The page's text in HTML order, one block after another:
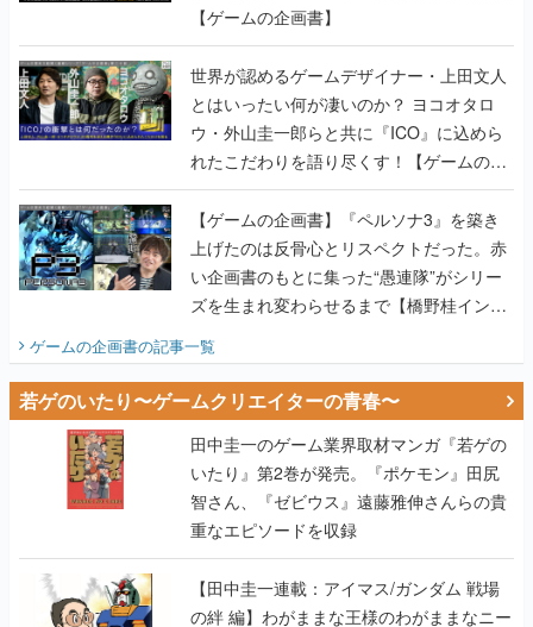
とはいったい何が凄いのか？ ヨコオタロ
ウ・外山圭一郎らと共に『ICO』に込めら
れたこだわりを語り尽くす！【ゲームの企
画書】
【ゲームの企画書】『ペルソナ3』を築き
上げたのは反骨心とリスペクトだった。赤
い企画書のもとに集った“愚連隊”がシリー
ズを生まれ変わらせるまで【橋野桂インタ
ビュー】
ゲームの企画書の記事一覧
若ゲのいたり〜ゲームクリエイターの青春〜
田中圭一のゲーム業界取材マンガ『若ゲの
いたり』第2巻が発売。『ポケモン』田尻
智さん、『ゼビウス』遠藤雅伸さんらの貴
重なエピソードを収録
【田中圭一連載：アイマス/ガンダム 戦場
の絆 編】わがままな王様のわがままなニー
ズを満たす！──小山順一朗が貫く姿勢に、
ゲームクリエイターとしての矜持を見た
【若ゲのいたり最終回】